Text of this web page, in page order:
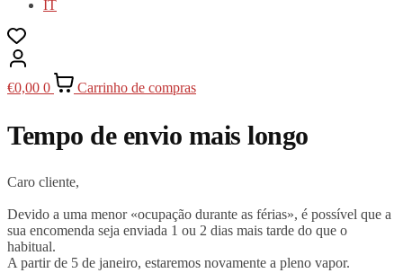
IT
€0,00 0 Carrinho de compras
Tempo de envio mais longo
Caro cliente,
Devido a uma menor «ocupação durante as férias», é possível que a
sua encomenda seja enviada 1 ou 2 dias mais tarde do que o
habitual.
A partir de 5 de janeiro, estaremos novamente a pleno vapor.